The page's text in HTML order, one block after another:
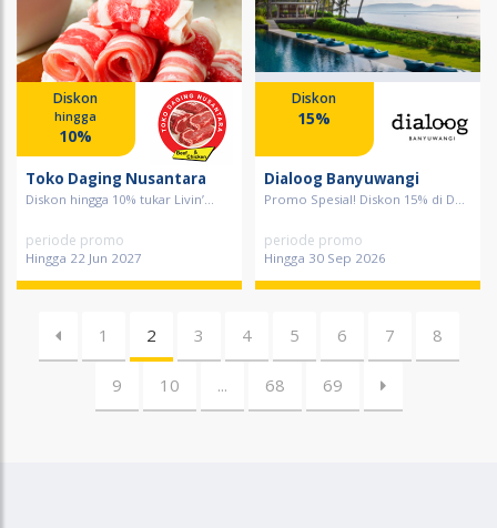
Diskon
hingga
10%
Toko Daging Nusantara
Diskon hingga 10% tukar Livin’...
periode promo
Hingga 22 Jun 2027
Diskon
15%
Dialoog Banyuwangi
Promo Spesial! Diskon 15% di D...
periode promo
Hingga 30 Sep 2026
1 2 3 4 5 6 7 8
9 10 ... 68 69